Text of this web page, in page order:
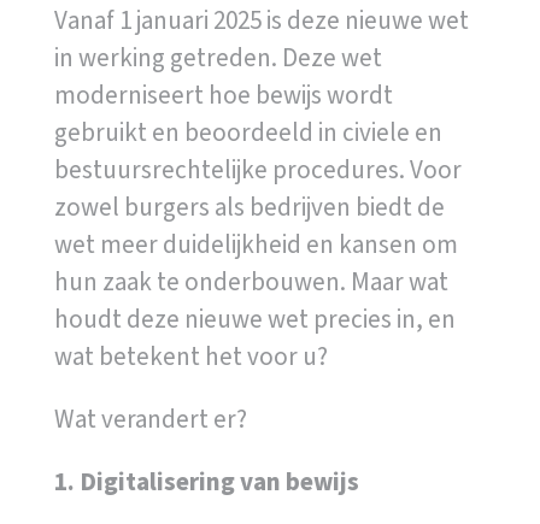
Vanaf 1 januari 2025 is deze nieuwe wet
in werking getreden. Deze wet
moderniseert hoe bewijs wordt
gebruikt en beoordeeld in civiele en
bestuursrechtelijke procedures. Voor
zowel burgers als bedrijven biedt de
wet meer duidelijkheid en kansen om
hun zaak te onderbouwen. Maar wat
houdt deze nieuwe wet precies in, en
wat betekent het voor u?
Wat verandert er?
1. Digitalisering van bewijs